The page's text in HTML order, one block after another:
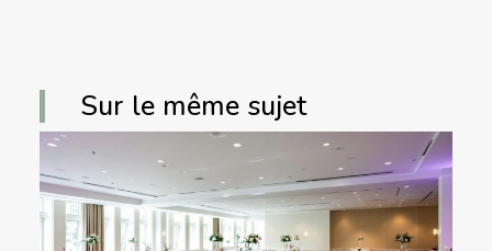
Sur le même sujet